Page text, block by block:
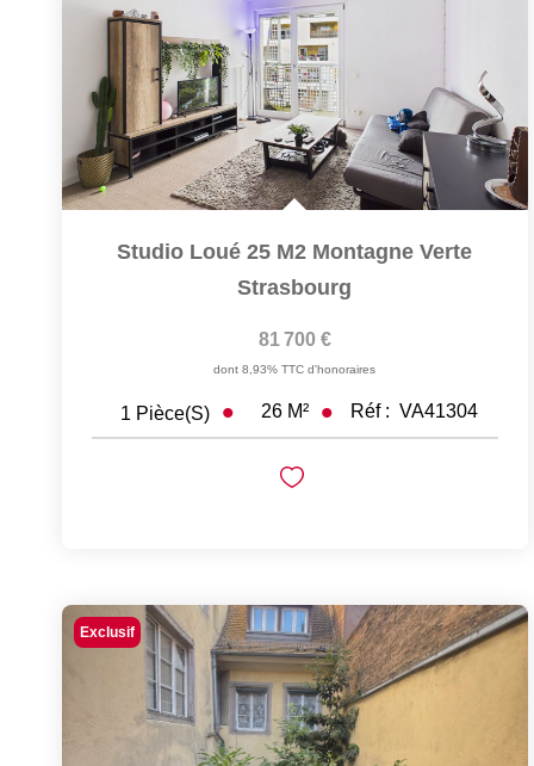
Studio Loué 25 M2 Montagne Verte
Strasbourg
81 700 €
dont 8,93% TTC d'honoraires
1 Pièce(s) 26 M² Réf : VA41304
Exclusif